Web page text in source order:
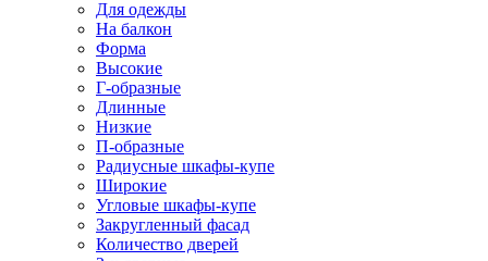
Для одежды
На балкон
Форма
Высокие
Г-образные
Длинные
Низкие
П-образные
Радиусные шкафы-купе
Широкие
Угловые шкафы-купе
Закругленный фасад
Количество дверей